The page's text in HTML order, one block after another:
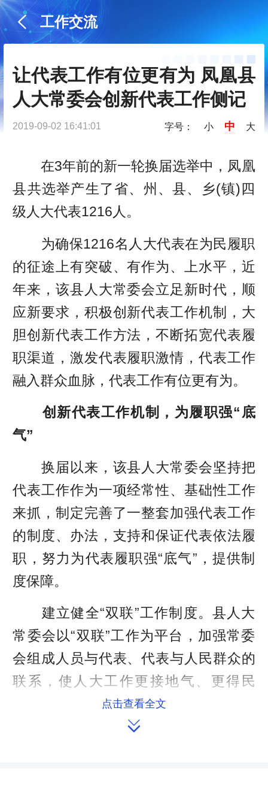
工作交流
让代表工作有位更有为 凤凰县
人大常委会创新代表工作侧记
2019-09-02 16:41:01 字号： 小 中 大
在3年前的新一轮换届选举中，凤凰
县共选举产生了省、州、县、乡(镇)四
级人大代表1216人。
为确保1216名人大代表在为民履职
的征途上有突破、有作为、上水平，近
年来，该县人大常委会立足新时代，顺
应新要求，积极创新代表工作机制，大
胆创新代表工作方法，不断拓宽代表履
职渠道，激发代表履职激情，代表工作
融入群众血脉，代表工作有位更有为。
创新代表工作机制，为履职强“底
气”
换届以来，该县人大常委会坚持把
代表工作作为一项经常性、基础性工作
来抓，制定完善了一整套加强代表工作
的制度、办法，支持和保证代表依法履
职，努力为代表履职强“底气”，提供制
度保障。
建立健全“双联”工作制度。县人大
常委会以“双联”工作为平台，加强常委
会组成人员与代表、代表与人民群众的
联系，使人大工作更接地气、更得民
心。2016年以来，协调投入资金160余
万元，实现17个乡(镇)“代表联系群众工
点击查看全文
